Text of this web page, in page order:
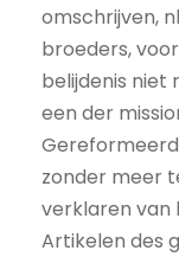
omschrijven,
broeders,
belijdenis niet
een der
zonder meer
verklaren van
Artikelen des